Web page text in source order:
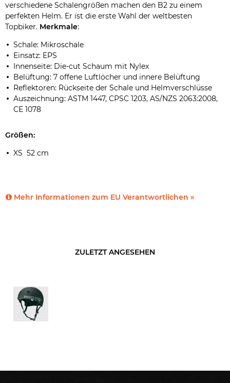
verschiedene Schalengrößen machen den B2 zu einem
perfekten Helm. Er ist die erste Wahl der weltbesten
Topbiker. Merkmale:
Schale: Mikroschale
Einsatz: EPS
Innenseite: Die-cut Schaum mit Nylex
Belüftung: 7 offene Luftlöcher und innere Belüftung
Reflektoren: Rückseite der Schale und Helmverschlüsse
Auszeichnung: ASTM 1447, CPSC 1203, AS/NZS 2063:2008,
CE 1078
Größen:
XS 52 cm
Mehr Informationen zum EU Verantwortlichen »
ZULETZT ANGESEHEN